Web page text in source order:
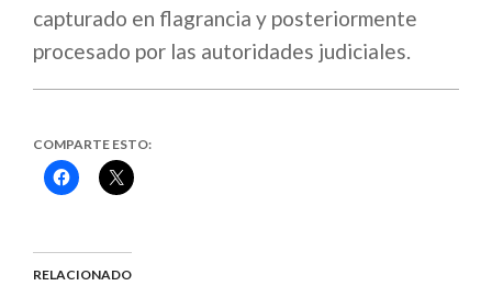
capturado en flagrancia y posteriormente
procesado por las autoridades judiciales.
COMPARTE ESTO:
Haz
clic
(Se
abre
Haz
clic
(Se
abre
RELACIONADO